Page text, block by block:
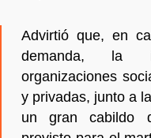
Advirtió que, en
demanda, la
organizaciones
y privadas, junto a
un gran cabildo